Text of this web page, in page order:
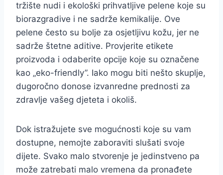
tržište nudi i ekološki prihvatljive pelene koje su
biorazgradive i ne sadrže kemikalije. Ove
pelene često su bolje za osjetljivu kožu, jer ne
sadrže štetne aditive. Provjerite etikete
proizvoda i odaberite opcije koje su označene
kao „eko-friendly”. Iako mogu biti nešto skuplje,
dugoročno donose izvanredne prednosti za
zdravlje vašeg djeteta i okoliš.
Dok istražujete sve mogućnosti koje su vam
dostupne, nemojte zaboraviti slušati svoje
dijete. Svako malo stvorenje je jedinstveno pa
može zatrebati malo vremena da pronađete